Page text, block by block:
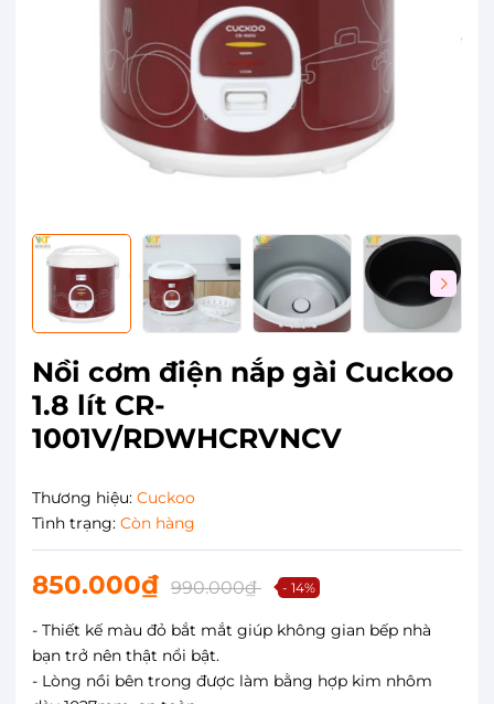
Nồi cơm điện nắp gài Cuckoo
1.8 lít CR-
1001V/RDWHCRVNCV
Thương hiệu: Cuckoo
Tình trạng: Còn hàng
850.000₫ 990.000₫ - 14%
- Thiết kế màu đỏ bắt mắt giúp không gian bếp nhà
bạn trở nên thật nổi bật.
- Lòng nồi bên trong được làm bằng hợp kim nhôm